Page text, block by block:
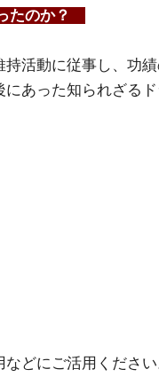
たのか？
活動に従事し、功績
あった知られざる
どにご活用ください